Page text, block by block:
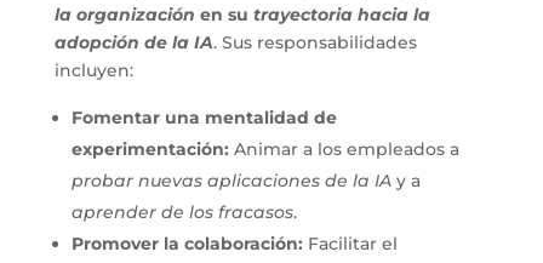
la organización en su trayectoria hacia la
adopción de la IA. Sus responsabilidades
incluyen:
Fomentar una mentalidad de
experimentación: Animar a los empleados a
probar nuevas aplicaciones de la IAy a
aprender de los fracasos.
Promover la colaboración: Facilitar el